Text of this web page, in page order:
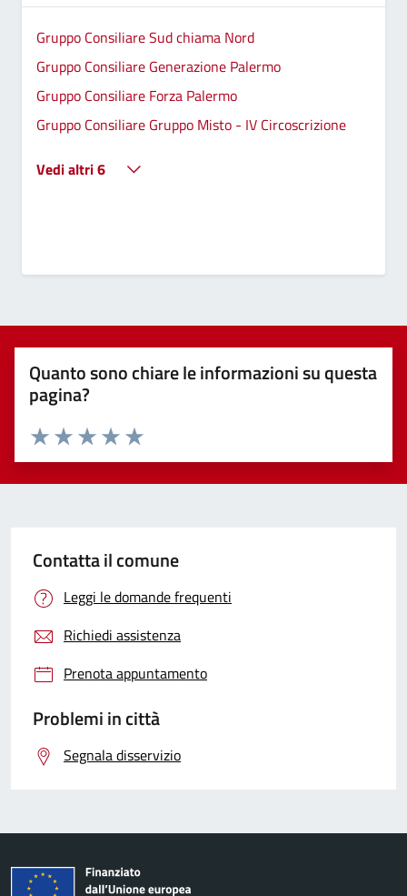
Gruppo Consiliare Sud chiama Nord
Gruppo Consiliare Generazione Palermo
Gruppo Consiliare Forza Palermo
Gruppo Consiliare Gruppo Misto - IV Circoscrizione
Vedi altri 6
Quanto sono chiare le informazioni su questa
pagina?
Valuta 5 stelle su 5
Valuta 4 stelle su 5
Valuta 3 stelle su 5
Valuta 2 stelle su 5
Valuta 1 stelle su 5
Contatta il comune
Leggi le domande frequenti
Richiedi assistenza
Prenota appuntamento
Problemi in città
Segnala disservizio